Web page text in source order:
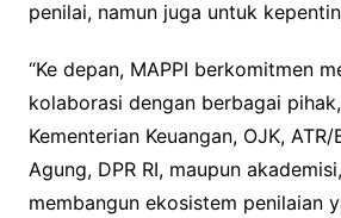
penilai, namun juga untuk
“Ke depan, MAPPI berkomitmen
kolaborasi dengan berbagai
Kementerian Keuangan, OJK, ATR/
Agung, DPR RI, maupun
membangun ekosistem penilaian